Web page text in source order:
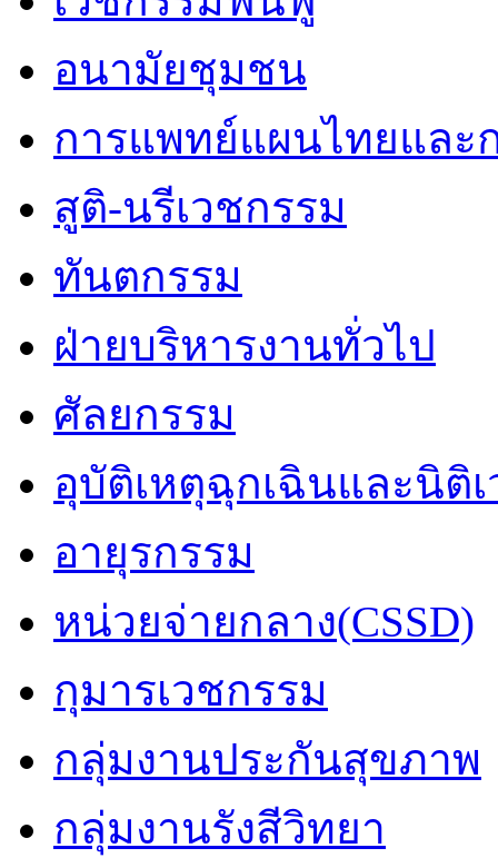
อนามัยชุมชน
การแพทย์แผนไทยและ
สูติ-นรีเวชกรรม
ทันตกรรม
ฝ่ายบริหารงานทั่วไป
ศัลยกรรม
อุบัติเหตุฉุกเฉินและนิติ
อายุรกรรม
หน่วยจ่ายกลาง(CSSD)
กุมารเวชกรรม
กลุ่มงานประกันสุขภาพ
กลุ่มงานรังสีวิทยา